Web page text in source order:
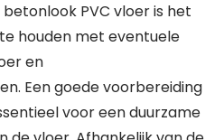
PVC vloer is het
houden met eventuele
en
Een goede voorbereiding
voor een duurzame